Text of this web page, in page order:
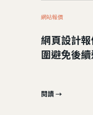
網站報價
網頁設計
圍避免後
閱讀 →